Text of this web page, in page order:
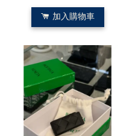
加入購物車